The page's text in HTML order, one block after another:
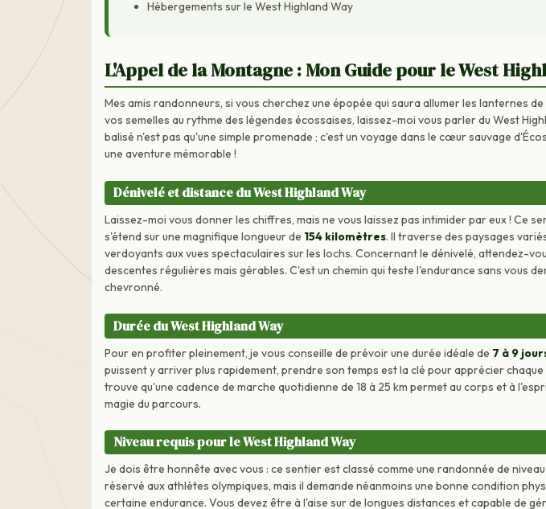
Hébergements sur le West Highland Way
L'Appel de la Montagne : Mon Guide pour le West
Mes amis randonneurs, si vous cherchez une épopée qui saura allumer les lanternes
vos semelles au rythme des légendes écossaises, laissez-moi vous parler du West
balisé n'est pas qu'une simple promenade ; c'est un voyage dans le cœur sauvage
une aventure mémorable !
Dénivelé et distance du West Highland Way
Laissez-moi vous donner les chiffres, mais ne vous laissez pas intimider par eux ! Ce
s'étend sur une magnifique longueur de 154 kilomètres. Il traverse des paysages
verdoyants aux vues spectaculaires sur les lochs. Concernant le dénivelé, attendez-
descentes régulières mais gérables. C'est un chemin qui teste l'endurance sans vous
chevronné.
Durée du West Highland Way
Pour en profiter pleinement, je vous conseille de prévoir une durée idéale de 7 à 9
puissent y arriver plus rapidement, prendre son temps est la clé pour apprécier chaque
trouve qu'une cadence de marche quotidienne de 18 à 25 km permet au corps et à
magie du parcours.
Niveau requis pour le West Highland Way
Je dois être honnête avec vous : ce sentier est classé comme une randonnée de
réservé aux athlètes olympiques, mais il demande néanmoins une bonne condition
certaine endurance. Vous devez être à l'aise sur de longues distances et capable de